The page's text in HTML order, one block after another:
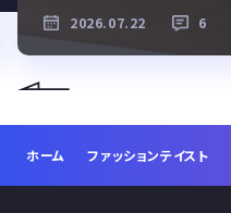
2026.07.22 6
ホーム ファッションテイスト